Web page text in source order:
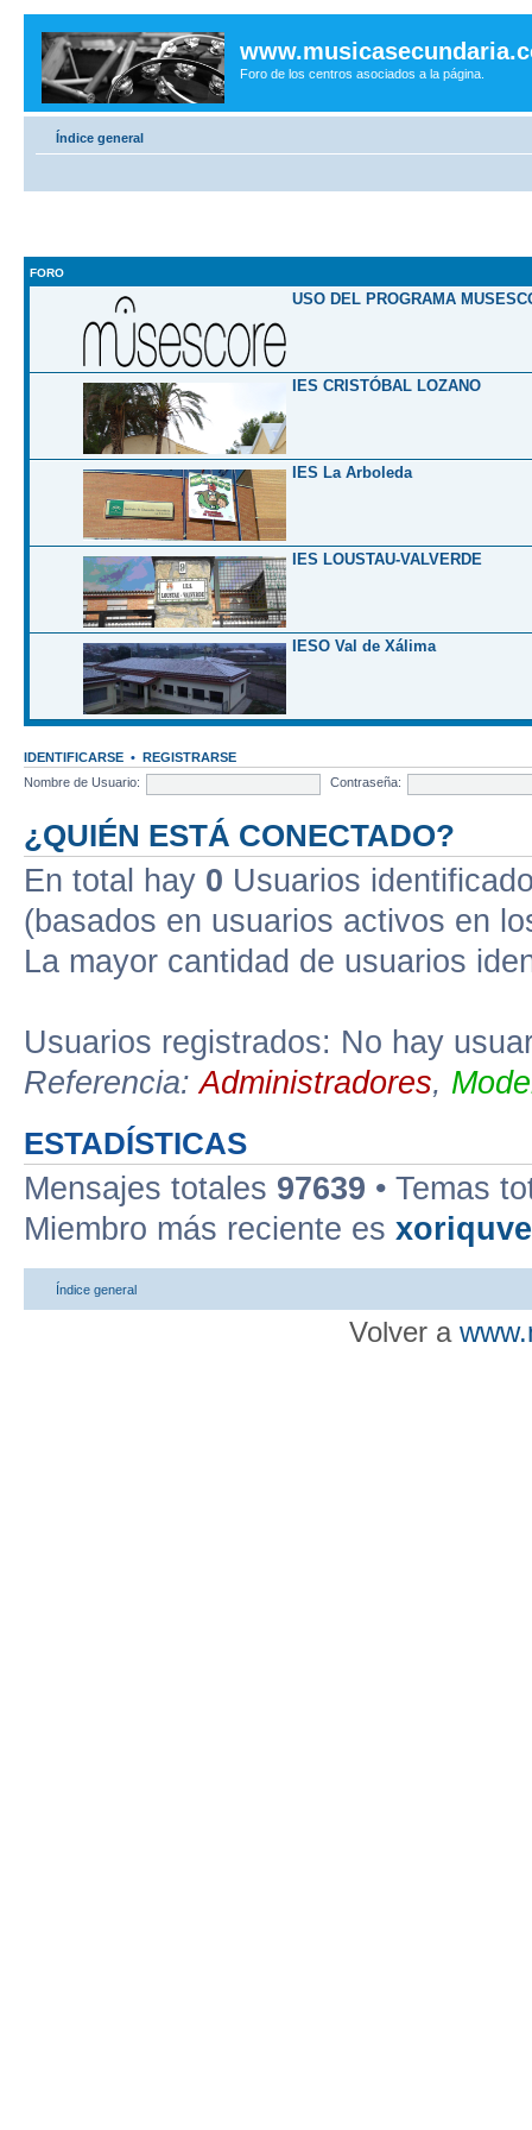
Foro de los centros asociados a la página.
Índice general
FORO
USO DEL PROGRAMA
IES CRISTÓBAL LOZANO
IES La Arboleda
IES LOUSTAU-VALVERDE
IESO Val de Xálima
IDENTIFICARSE • REGISTRARSE
Nombre de Usuario:
Contraseña:
¿QUIÉN ESTÁ CONECTADO?
En total hay 0 Usuarios
(basados en usuarios activos en
La mayor cantidad de usuarios
Usuarios registrados: No hay
Referencia:Administradores,
ESTADÍSTICAS
Mensajes totales 97639 • Temas
Miembro más reciente es
Índice general
Volver a